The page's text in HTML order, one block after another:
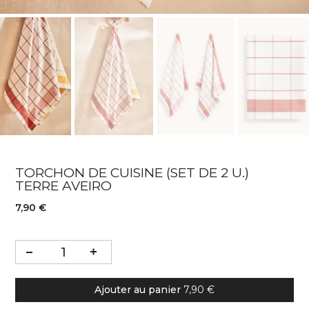
TORCHON DE CUISINE (SET DE 2 U.)
TERRE AVEIRO
7,90 €
Ajouter au panier 7,90 €